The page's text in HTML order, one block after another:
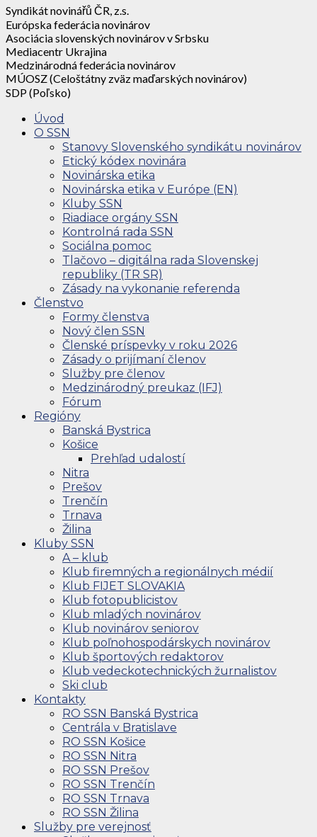
Syndikát novinářů ČR, z.s.
Európska federácia novinárov
Asociácia slovenských novinárov v Srbsku
Mediacentr Ukrajina
Medzinárodná federácia novinárov
MÚOSZ (Celoštátny zväz maďarských novinárov)
SDP (Poľsko)
Úvod
O SSN
Stanovy Slovenského syndikátu novinárov
Etický kódex novinára
Novinárska etika
Novinárska etika v Európe (EN)
Kluby SSN
Riadiace orgány SSN
Kontrolná rada SSN
Sociálna pomoc
Tlačovo – digitálna rada Slovenskej
republiky (TR SR)
Zásady na vykonanie referenda
Členstvo
Formy členstva
Nový člen SSN
Členské príspevky v roku 2026
Zásady o prijímaní členov
Služby pre členov
Medzinárodný preukaz (IFJ)
Fórum
Regióny
Banská Bystrica
Košice
Prehľad udalostí
Nitra
Prešov
Trenčín
Trnava
Žilina
Kluby SSN
A – klub
Klub firemných a regionálnych médií
Klub FIJET SLOVAKIA
Klub fotopublicistov
Klub mladých novinárov
Klub novinárov seniorov
Klub poľnohospodárskych novinárov
Klub športových redaktorov
Klub vedeckotechnických žurnalistov
Ski club
Kontakty
RO SSN Banská Bystrica
Centrála v Bratislave
RO SSN Košice
RO SSN Nitra
RO SSN Prešov
RO SSN Trenčín
RO SSN Trnava
RO SSN Žilina
Služby pre verejnosť